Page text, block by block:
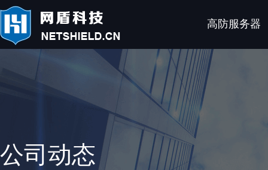
高防服务器
公司动态